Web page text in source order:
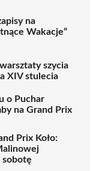
na
Wakacje”
szycia
XIV stulecia
o Puchar
na Grand Prix
Prix Koło:
sobotę